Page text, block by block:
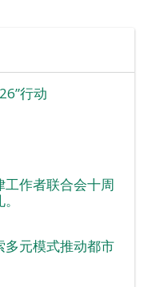
行动
作者联合会十周
元模式推动都市